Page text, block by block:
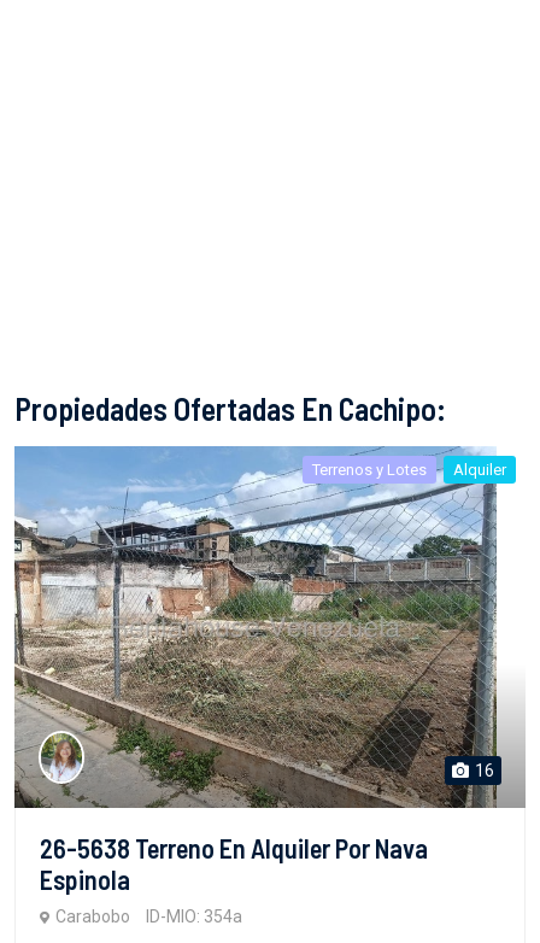
Propiedades Ofertadas En Cachipo:
Terrenos y Lotes Alquiler
16
26-5638 Terreno En Alquiler Por Nava
Espinola
Carabobo ID-MIO: 354a